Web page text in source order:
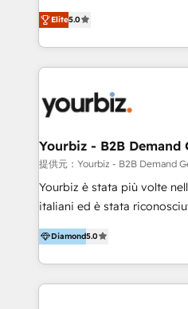
tomar decisiones basadas en datos.
5+ años como partner
LATAM 2025 🏆 Impulsamos crecimiento con CRM +
IA en múltiples industrias.
procesos comerciales de las
Latinoamérica, con un
y Servicio al Cliente. Somos un equipo de trabajo
multidisciplinario de alto
Optimizar la eficiencia
Asegurar resultados medibles Nos
en bancos, seguros, e-commerce,
Inmobiliarios y Empresas
Productos
Elite5.0
Yourbiz - B2B Demand
提供元：Yourbiz - B2B Demand
Yourbiz è stata più volte
italiani ed è stata
migliori partner EMEA per la
Stiamo accompagnando
digitalizzazione e
marketing e vendita. Il nostro metodo DAM è stato
Diamond5.0